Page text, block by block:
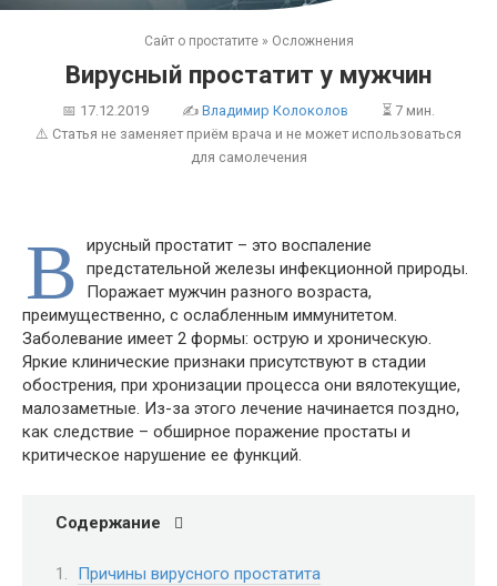
Сайт о простатите » Осложнения
Вирусный простатит у мужчин
📅 17.12.2019 ✍ Владимир Колоколов
⏳ 7 мин.
⚠️ Статья не заменяет приём врача и не может использоваться
для самолечения
В
ирусный простатит – это воспаление
предстательной железы инфекционной природы.
Поражает мужчин разного возраста,
преимущественно, с ослабленным иммунитетом.
Заболевание имеет 2 формы: острую и хроническую.
Яркие клинические признаки присутствуют в стадии
обострения, при хронизации процесса они вялотекущие,
малозаметные. Из-за этого лечение начинается поздно,
как следствие – обширное поражение простаты и
критическое нарушение ее функций.
Содержание
Причины вирусного простатита